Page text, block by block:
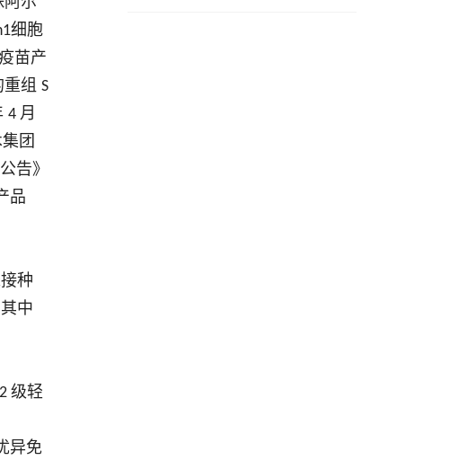
细胞
苗产
组 S
4 月
团
告》
品
种
中
级轻
异免